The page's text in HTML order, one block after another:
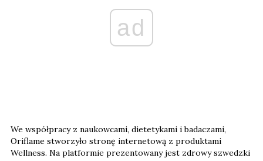
ad
We współpracy z naukowcami, dietetykami i badaczami,
Oriflame stworzyło stronę internetową z produktami
Wellness. Na platformie prezentowany jest zdrowy szwedzki